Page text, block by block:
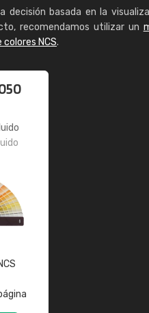
decisión basada en la
recomendamos utilizar un
NCS.